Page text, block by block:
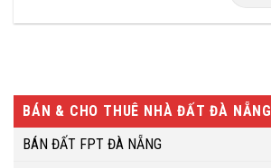
BÁN & CHO THUÊ NHÀ ĐẤT ĐÀ NẴNG
BÁN ĐẤT FPT ĐÀ NẴNG